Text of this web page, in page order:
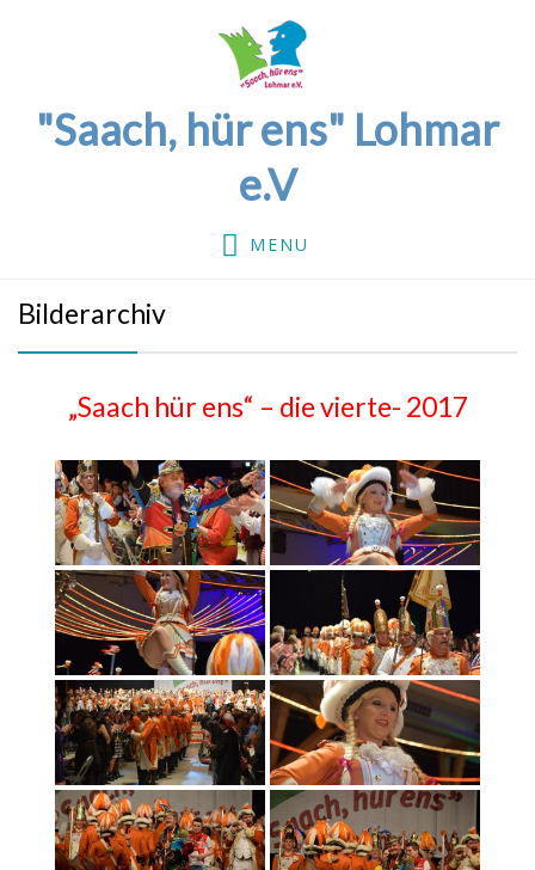
"Saach, hür ens" Lohmar
e.V
MENU
Bilderarchiv
„Saach hür ens“ – die vierte- 2017